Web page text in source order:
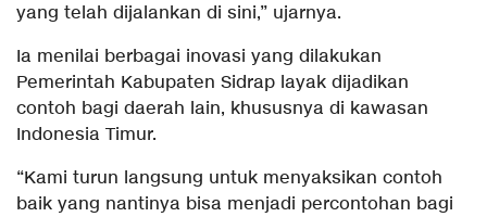
yang telah dijalankan di sini,” ujarnya.
Ia menilai berbagai inovasi yang dilakukan
Pemerintah Kabupaten Sidrap layak dijadikan
contoh bagi daerah lain, khususnya di kawasan
Indonesia Timur.
“Kami turun langsung untuk menyaksikan contoh
baik yang nantinya bisa menjadi percontohan bagi